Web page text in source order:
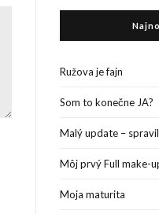
Ružova je fajn
Som to konečne JA?
Malý update –
Môj prvý Full make-
Moja maturita